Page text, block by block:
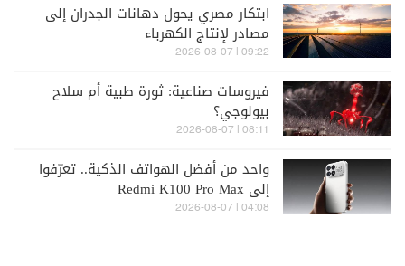
ابتكار مصري يحول دهانات الجدران إلى
مصادر لإنتاج الكهرباء
09:22 | 2026-08-07
فيروسات صناعية: ثورة طبية أم سلاح
بيولوجي؟
08:11 | 2026-08-07
واحد من أفضل الهواتف الذكية.. تعرّفوا
إلى Redmi K100 Pro Max
04:08 | 2026-08-07